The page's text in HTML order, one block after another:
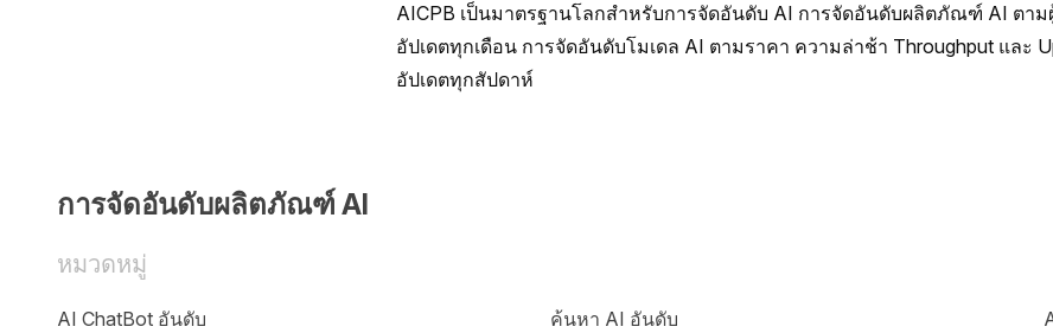
AICPB เป็นมาตรฐานโลกสำหรับการจัดอันดับ AI การจัดอันดับผลิตภัณฑ์ AI ตาม
อัปเดตทุกเดือน การจัดอันดับโมเดล AI ตามราคา ความล่าช้า Throughput และ
อัปเดตทุกสัปดาห์
การจัดอันดับผลิตภัณฑ์ AI
หมวดหมู่
AI ChatBot อันดับ ค้นหา AI อันดับ